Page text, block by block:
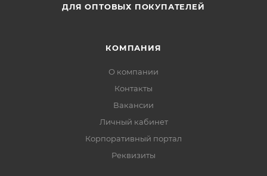
ДЛЯ ОПТОВЫХ ПОКУПАТЕЛЕЙ
КОМПАНИЯ
О компании
Контакты
Вакансии
Личный кабинет
Корпоративный портал
Реквизиты